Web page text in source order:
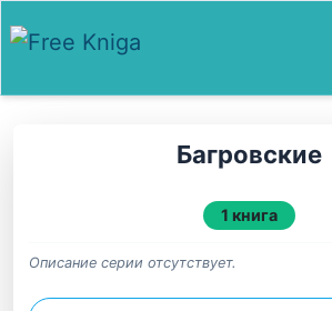
Багровские
1 книга
Описание серии отсутствует.